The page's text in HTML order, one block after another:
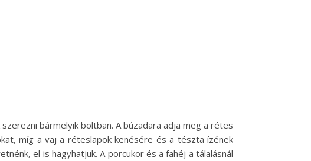
bármelyik boltban. A búzadara adja meg a rétes
míg a vaj a réteslapok kenésére és a tészta ízének
el is hagyhatjuk. A porcukor és a fahéj a tálalásnál